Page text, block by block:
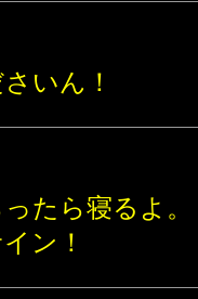
いん！
たら寝るよ。
ン！